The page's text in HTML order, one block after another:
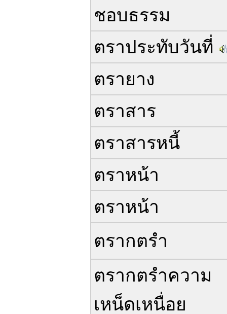
ชอบธรรม
ตราประทับวันที่
ตรายาง
ตราสาร
ตราสารหนี้
ตราหน้า
ตราหน้า
ตรากตรำ
ตรากตรำความ
เหน็ดเหนื่อย